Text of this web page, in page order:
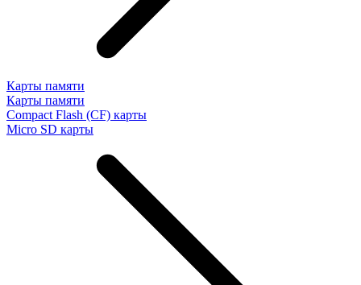
Карты памяти
Карты памяти
Compact Flash (CF) карты
Micro SD карты